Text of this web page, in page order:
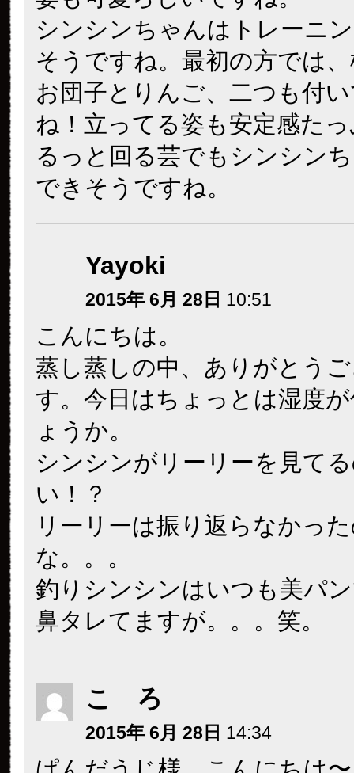
シンシンちゃんはトレーニ
そうですね。最初の方では
お団子とりんご、二つも付
ね！立ってる姿も安定感た
るっと回る芸でもシンシン
できそうですね。
Yayoki
2015年 6月 28日 10:51
こんにちは。
蒸し蒸しの中、ありがとう
す。今日はちょっとは湿度
ょうか。
シンシンがリーリーを見て
い！？
リーリーは振り返らなかっ
な。。。
釣りシンシンはいつも美パ
鼻タレてますが。。。笑。
こ ろ
2015年 6月 28日 14:34